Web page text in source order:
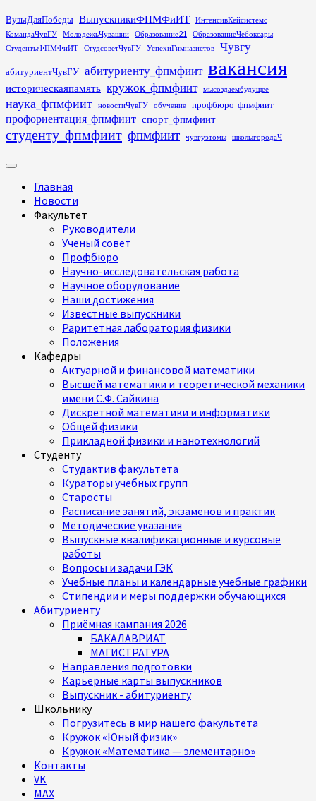
Перейти
к
содержимому
ВузыДляПобеды ВыпускникиФПМФиИТ
ИнтенсивКейсистемс
КомандаЧувГУ
МолодежьЧувашии Образование21
ОбразованиеЧебоксары
СтудентыФПМФиИТ
СтудсоветЧувГУ УспехиГимназистов Чувгу
абитуриентЧувГУ абитуриенту_фпмфиит вакансия
историческаяпамять кружок_фпмфиит мысоздаембудущее
наука_фпмфиит новостиЧувГУ обучение профбюро_фпмфиит
профориентация_фпмфиит спорт_фпмфиит
студенту_фпмфиит фпмфиит чувгуэтомы школыгородаЧ
Основное
Главная
Новости
Факультет
Руководители
Ученый совет
Профбюро
Научно-исследовательская работа
Научное оборудование
Наши достижения
Известные выпускники
Раритетная лаборатория физики
Положения
Кафедры
Актуарной и финансовой математики
Высшей математики и теоретической механики
имени С.Ф. Сайкина
Дискретной математики и информатики
Общей физики
Прикладной физики и нанотехнологий
Студенту
Студактив факультета
Кураторы учебных групп
Старосты
Расписание занятий, экзаменов и практик
Методические указания
Выпускные квалификационные и курсовые
работы
Вопросы и задачи ГЭК
Учебные планы и календарные учебные графики
Стипендии и меры поддержки обучающихся
Абитуриенту
Приёмная кампания 2026
БАКАЛАВРИАТ
МАГИСТРАТУРА
Направления подготовки
Карьерные карты выпускников
Выпускник - абитуриенту
Школьнику
Погрузитесь в мир нашего факультета
Кружок «Юный физик»
Кружок «Математика — элементарно»
Контакты
VK
MAX